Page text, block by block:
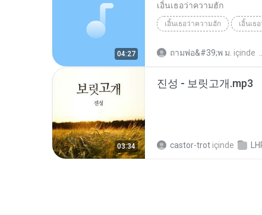
04:27
เอิ้นเธอว่าความฮัก
เอิ้นเธอว่าความฮัก เอิ้นเธ
ถามพ่อ&#39;พ ม. içinde
03:34
진성 - 보릿고개.mp3
castor-trot içinde